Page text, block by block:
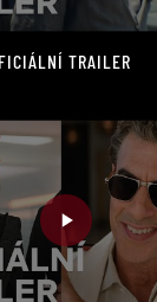
TRAILER